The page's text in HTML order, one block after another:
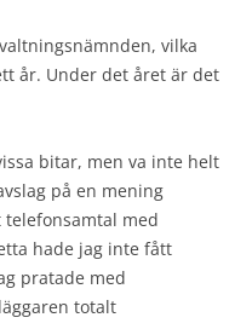
vilka
år. Under det året är det
bitar, men va inte helt
på en mening
med
hade jag inte fått
pratade med
totalt